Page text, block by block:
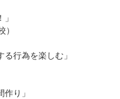
を楽しむ」
」